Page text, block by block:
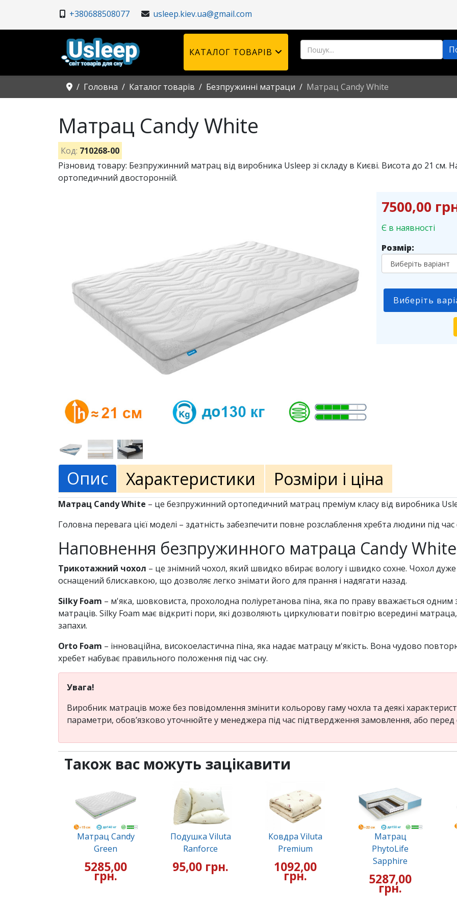
+380688508077 usleep.kiev.ua@gmail.com
КАТАЛОГ ТОВАРІВ
Головна Каталог товарів Безпружинні матраци Матрац Candy White
Матрац Candy White
Код: 710268-00
Різновид товару: Безпружинний матрац від виробника Usleep зі складу в Києві. Висота до 21 см.
ортопедичний двосторонній.
7500,00
Є в наявності
Розмір:
Виберіть
Опис Характеристики Розміри і ціна
Матрац Candy White – це безпружинний ортопедичний матрац преміум класу від виробника
Головна перевага цієї моделі – здатність забезпечити повне розслаблення хребта людини під час
Наповнення безпружинного матраца Candy White
Трикотажний чохол – це знімний чохол, який швидко вбирає вологу і швидко сохне. Чохол
оснащений блискавкою, що дозволяє легко знімати його для прання і надягати назад.
Silky Foam – м'яка, шовковиста, прохолодна поліуретанова піна, яка по праву вважається
матраців. Silky Foam має відкриті пори, які дозволяють циркулювати повітрю всередині
запахи.
Orto Foam – інноваційна, високоеластична піна, яка надає матрацу м'якість. Вона чудово
хребет набуває правильного положення під час сну.
Увага!
Виробник матраців може без повідомлення змінити кольорову гаму чохла та деякі
параметри, обов’язково уточнюйте у менеджера під час підтвердження замовлення, або
Також вас можуть зацікавити
Матрац Candy
Green
5285,00
грн.
Подушка Viluta
Ranforce
95,00 грн.
Ковдра Viluta
Premium
1092,00
грн.
Матрац
PhytoLife
Sapphire
5287,00
грн.